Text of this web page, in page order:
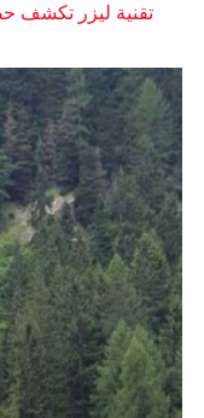
تقنية ليزر تكشف